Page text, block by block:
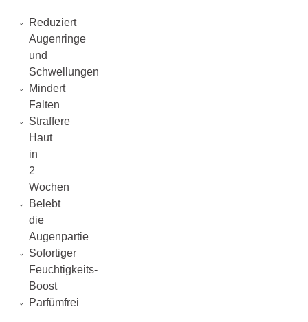
Reduziert
Augenringe
und
Schwellungen
Mindert
Falten
Straffere
Haut
in
2
Wochen
Belebt
die
Augenpartie
Sofortiger
Feuchtigkeits-
Boost
Parfümfrei